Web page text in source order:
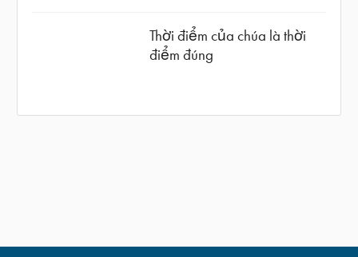
Thời điểm của chúa là thời
điểm đúng